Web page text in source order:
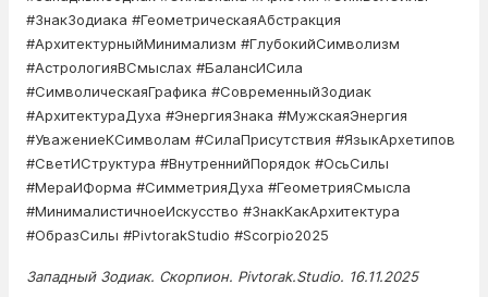
#ЗнакЗодиака #ГеометрическаяАбстракция
#АрхитектурныйМинимализм #ГлубокийСимволизм
#АстрологияВСмыслах #БалансИСила
#СимволическаяГрафика #СовременныйЗодиак
#АрхитектураДуха #ЭнергияЗнака #МужскаяЭнергия
#УважениеКСимволам #СилаПрисутствия #ЯзыкАрхетипов
#СветИСтруктура #ВнутреннийПорядок #ОсьСилы
#МераИФорма #СимметрияДуха #ГеометрияСмысла
#МинималистичноеИскусство #ЗнакКакАрхитектура
#ОбразСилы #PivtorakStudio #Scorpio2025
Западный Зодиак. Скорпион. Pivtorak.Studio. 16.11.2025